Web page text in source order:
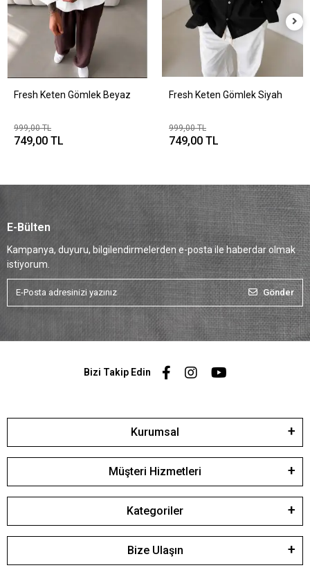
Fresh Keten Gömlek Beyaz
999,00 TL
749,00 TL
Fresh Keten Gömlek Siyah
999,00 TL
749,00 TL
E-Bülten
Kampanya, duyuru, bilgilendirmelerden e-posta ile haberdar olmak
istiyorum.
Gönder
Bizi Takip Edin
Kurumsal
Müşteri Hizmetleri
Kategoriler
Bize Ulaşın